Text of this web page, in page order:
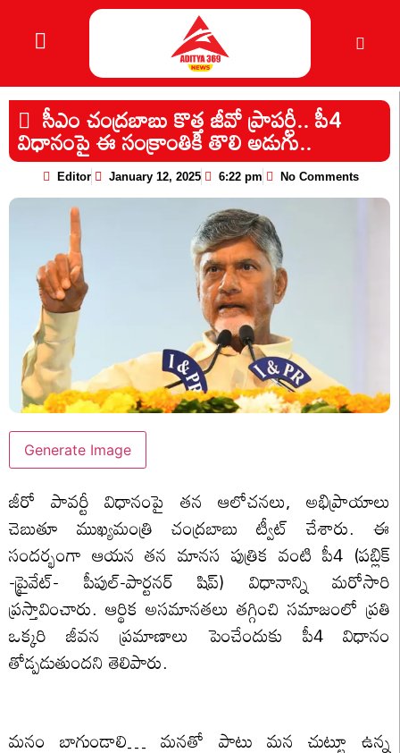
సీఎం చంద్రబాబు కొత్త జీవో ప్రాపర్టీ.. పీ4
విధానంపై ఈ సంక్రాంతికి తొలి అడుగు..
Editor January 12, 2025 6:22 pm No Comments
Generate Image
జీరో పావర్టీ విధానంపై తన ఆలోచనలు, అభిప్రాయాలు
చెబుతూ ముఖ్యమంత్రి చంద్రబాబు ట్వీట్ చేశారు. ఈ
సందర్భంగా ఆయన తన మానస పుత్రిక వంటి పీ4 (పబ్లిక్
-ప్రైవేట్- పీపుల్-పార్టనర్ షిప్) విధానాన్ని మరోసారి
ప్రస్తావించారు. ఆర్థిక అసమానతలు తగ్గించి సమాజంలో ప్రతి
ఒక్కరి జీవన ప్రమాణాలు పెంచేందుకు పీ4 విధానం
తోడ్పడుతుందని తెలిపారు.
మనం బాగుండాలి… మనతో పాటు మన చుట్టూ ఉన్న